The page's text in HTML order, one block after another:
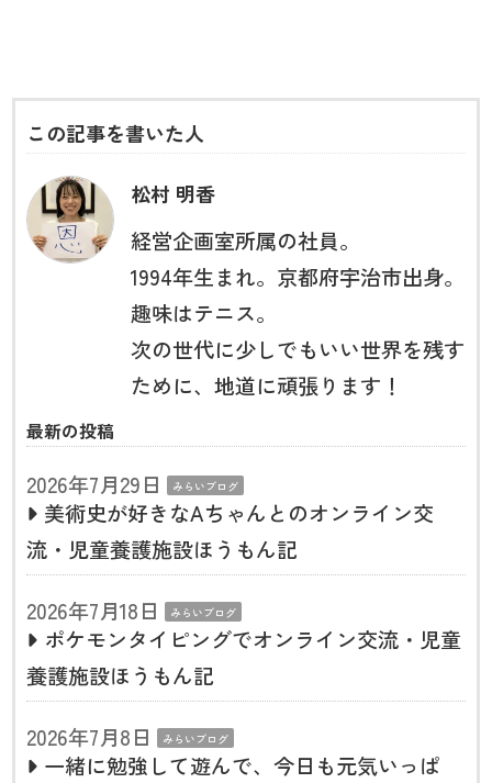
この記事を書いた人
松村 明香
経営企画室所属の社員。
1994年生まれ。京都府宇治市出身。
趣味はテニス。
次の世代に少しでもいい世界を残す
ために、地道に頑張ります！
最新の投稿
2026年7月29日 みらいブログ
美術史が好きなAちゃんとのオンライン交
流・児童養護施設ほうもん記
2026年7月18日
みらいブログ
ポケモンタイピングでオンライン交流・児童
養護施設ほうもん記
2026年7月8日
みらいブログ
一緒に勉強して遊んで、今日も元気いっぱ